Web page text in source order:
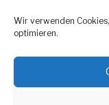
Wir verwenden
optimieren.